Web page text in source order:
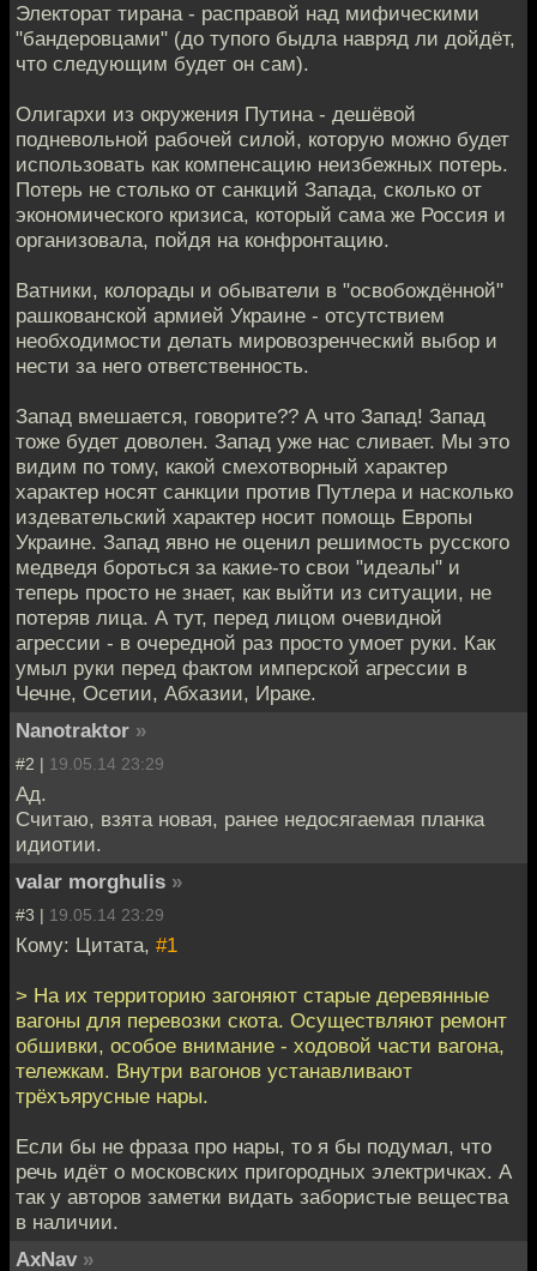
Электорат тирана - расправой над мифическими
"бандеровцами" (до тупого быдла навряд ли дойдёт,
что следующим будет он сам).
Олигархи из окружения Путина - дешёвой
подневольной рабочей силой, которую можно будет
использовать как компенсацию неизбежных потерь.
Потерь не столько от санкций Запада, сколько от
экономического кризиса, который сама же Россия и
организовала, пойдя на конфронтацию.
Ватники, колорады и обыватели в "освобождённой"
рашкованской армией Украине - отсутствием
необходимости делать мировозренческий выбор и
нести за него ответственность.
Запад вмешается, говорите?? А что Запад! Запад
тоже будет доволен. Запад уже нас сливает. Мы это
видим по тому, какой смехотворный характер
характер носят санкции против Путлера и насколько
издевательский характер носит помощь Европы
Украине. Запад явно не оценил решимость русского
медведя бороться за какие-то свои "идеалы" и
теперь просто не знает, как выйти из ситуации, не
потеряв лица. А тут, перед лицом очевидной
агрессии - в очередной раз просто умоет руки. Как
умыл руки перед фактом имперской агрессии в
Чечне, Осетии, Абхазии, Ираке.
Nanotraktor »
#2 | 19.05.14 23:29
Ад.
Считаю, взята новая, ранее недосягаемая планка
идиотии.
valar morghulis »
#3 | 19.05.14 23:29
Кому: Цитата, #1
> На их территорию загоняют старые деревянные
вагоны для перевозки скота. Осуществляют ремонт
обшивки, особое внимание - ходовой части вагона,
тележкам. Внутри вагонов устанавливают
трёхъярусные нары.
Если бы не фраза про нары, то я бы подумал, что
речь идёт о московских пригородных электричках. А
так у авторов заметки видать забористые вещества
в наличии.
AxNav »